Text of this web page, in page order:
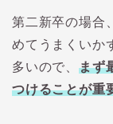
第二新卒の場合
めてうまくいか
多いので、 まず
つけることが重